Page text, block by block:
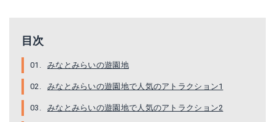
目次
みなとみらいの遊園地
みなとみらいの遊園地で人気のアトラクション1
みなとみらいの遊園地で人気のアトラクション2